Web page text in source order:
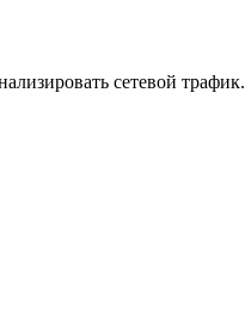
сетевой трафик.